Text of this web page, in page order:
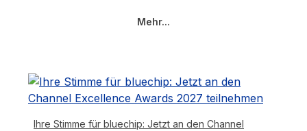
Mehr...
Ihre Stimme für bluechip: Jetzt an den Channel